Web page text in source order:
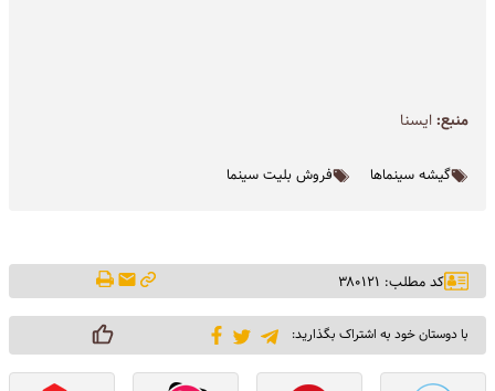
منبع:ايسنا
گیشه سینماها فروش بلیت سینما
کد مطلب: ۳۸۰۱۲۱
با دوستان خود به اشتراک بگذارید: